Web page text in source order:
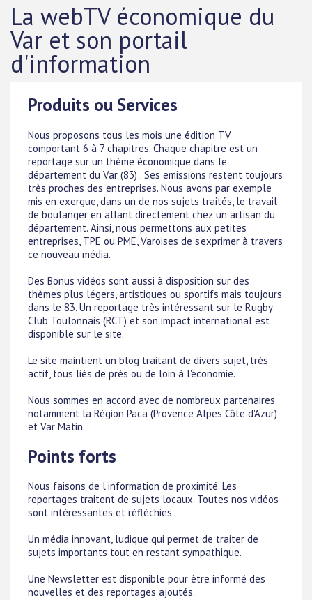
La webTV économique du
Var et son portail
d'information
Produits ou Services
Nous proposons tous les mois une édition TV
comportant 6 à 7 chapitres. Chaque chapitre est un
reportage sur un thème économique dans le
département du Var (83) . Ses emissions restent toujours
très proches des entreprises. Nous avons par exemple
mis en exergue, dans un de nos sujets traités, le travail
de boulanger en allant directement chez un artisan du
département. Ainsi, nous permettons aux petites
entreprises, TPE ou PME, Varoises de s'exprimer à travers
ce nouveau média.
Des Bonus vidéos sont aussi à disposition sur des
thèmes plus légers, artistiques ou sportifs mais toujours
dans le 83. Un reportage très intéressant sur le Rugby
Club Toulonnais (RCT) et son impact international est
disponible sur le site.
Le site maintient un blog traitant de divers sujet, très
actif, tous liés de près ou de loin à l'économie.
Nous sommes en accord avec de nombreux partenaires
notamment la Région Paca (Provence Alpes Côte d'Azur)
et Var Matin.
Points forts
Nous faisons de l'information de proximité. Les
reportages traitent de sujets locaux. Toutes nos vidéos
sont intéressantes et réfléchies.
Un média innovant, ludique qui permet de traiter de
sujets importants tout en restant sympathique.
Une Newsletter est disponible pour être informé des
nouvelles et des reportages ajoutés.